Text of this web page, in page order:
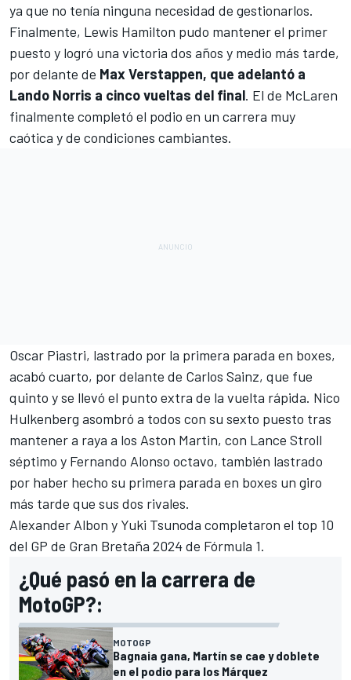
ya que no tenía ninguna necesidad de gestionarlos.
Finalmente, Lewis Hamilton pudo mantener el primer
puesto y logró una victoria dos años y medio más tarde,
por delante de Max Verstappen, que adelantó a
Lando Norris a cinco vueltas del final. El de McLaren
finalmente completó el podio en un carrera muy
caótica y de condiciones cambiantes.
Oscar Piastri, lastrado por la primera parada en boxes,
acabó cuarto, por delante de Carlos Sainz, que fue
quinto y se llevó el punto extra de la vuelta rápida. Nico
Hulkenberg asombró a todos con su sexto puesto tras
mantener a raya a los Aston Martin, con Lance Stroll
séptimo y Fernando Alonso octavo, también lastrado
por haber hecho su primera parada en boxes un giro
más tarde que sus dos rivales.
Alexander Albon y Yuki Tsunoda completaron el top 10
del GP de Gran Bretaña 2024 de Fórmula 1.
¿Qué pasó en la carrera de
MotoGP?:
MOTOGP
Bagnaia gana, Martín se cae y doblete
en el podio para los Márquez